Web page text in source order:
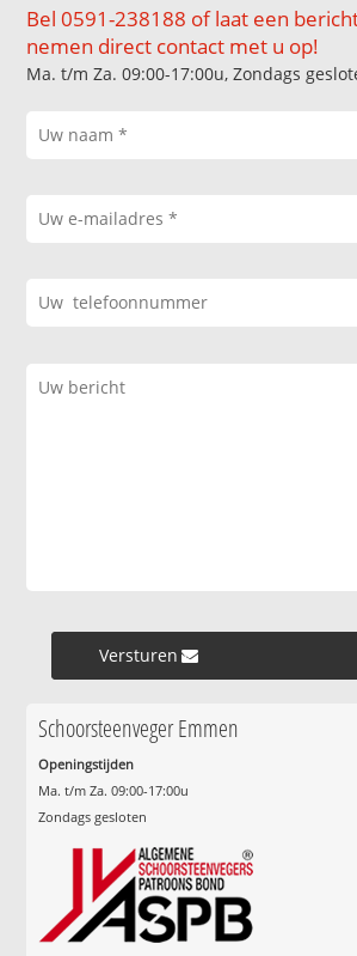
Bel 0591-238188 of laat een
nemen direct contact met u op!
Ma. t/m Za. 09:00-17:00u, Zondags
Versturen »
Schoorsteenveger Emmen
Openingstijden
Ma. t/m Za. 09:00-17:00u
Zondags gesloten